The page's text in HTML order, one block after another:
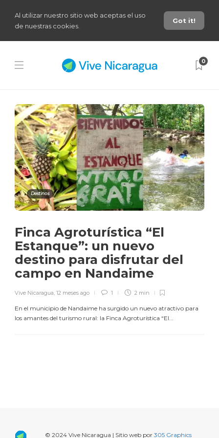
Al utilizar nuestro sitio web aceptas el uso
de nuestras cookies.
Got it!
0
Destinos
Finca Agroturística “El
Estanque”: un nuevo
destino para disfrutar del
campo en Nandaime
Vive Nicaragua, 12 meses ago 1 2 min
En el municipio de Nandaime ha surgido un nuevo atractivo para
los amantes del turismo rural: la Finca Agroturística “El...
© 2024 Vive Nicaragua | Sitio web por 305 Graphics